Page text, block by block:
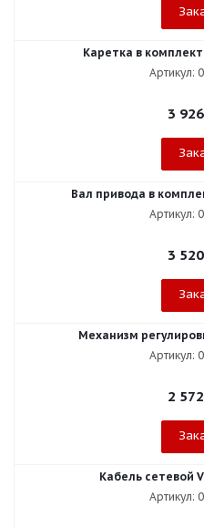
Каретка в
Артикул:
3
Вал привода в
Артикул:
3
Механизм
Артикул:
2
Кабель сетевой
Артикул: